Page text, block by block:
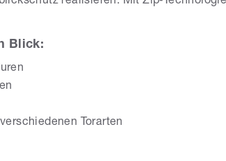
Blick:
Torarten